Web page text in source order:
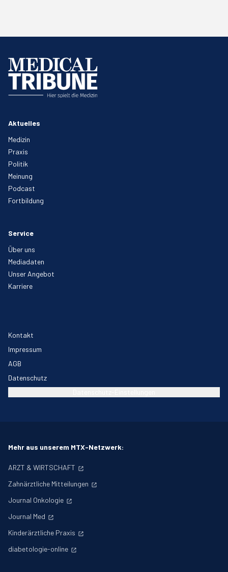
Aktuelles
Medizin
Praxis
Politik
Meinung
Podcast
Fortbildung
Service
Über uns
Mediadaten
Unser Angebot
Karriere
Kontakt
Impressum
AGB
Datenschutz
Mehr aus unserem MTX-Netzwerk:
ARZT & WIRTSCHAFT
Zahnärztliche Mitteilungen
Journal Onkologie
Journal Med
Kinderärztliche Praxis
diabetologie-online